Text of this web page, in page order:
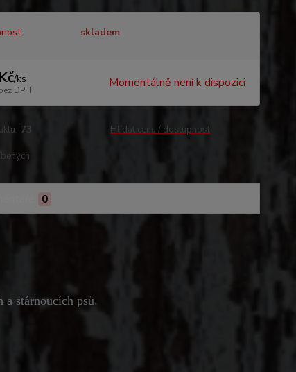
skladem
/ks
DPH Momentálně není k dispozici
73 Hlídat cenu / dostupnost
0
a stárnoucích psů.